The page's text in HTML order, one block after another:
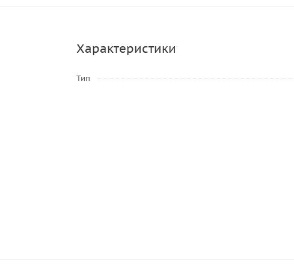
Характеристики
Тип